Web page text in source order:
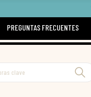
PREGUNTAS FRECUENTES